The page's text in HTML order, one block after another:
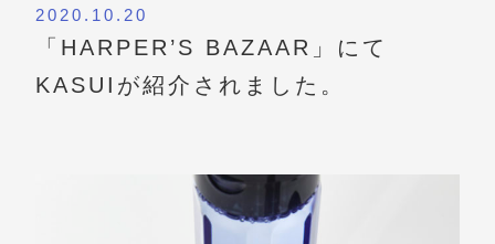
2020.10.20
「HARPER’S BAZAAR」にて
KASUIが紹介されました。